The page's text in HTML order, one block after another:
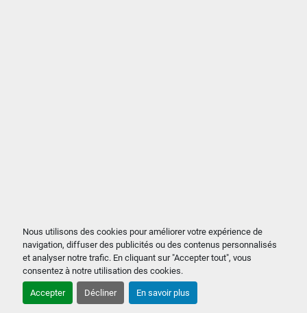
Nous utilisons des cookies pour améliorer votre expérience de
navigation, diffuser des publicités ou des contenus personnalisés
et analyser notre trafic. En cliquant sur "Accepter tout", vous
consentez à notre utilisation des cookies.
Accepter Décliner En savoir plus